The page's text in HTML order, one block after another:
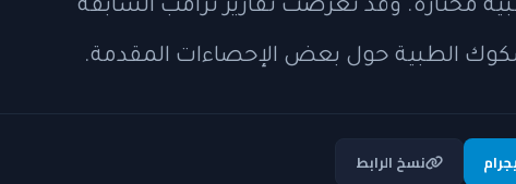
مختارة. وقد تعرضت تقارير ترامب السابقة
الطبية حول بعض الإحصاءات المقدمة.
نسخ الرابط